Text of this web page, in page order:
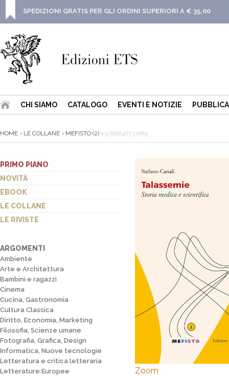
SPEDIZIONI GRATIS PER GLI ORDINI SUPERIORI A € 35,00
CHI SIAMO CATALOGO EVENTI E NOTIZIE
HOME LE COLLANE MEFISTO (2) 9788846733689
PRIMO PIANO
NOVITÀ
EBOOK
LE COLLANE
LE RIVISTE
ARGOMENTI
Ambiente
Arte e Architettura
Bambini e ragazzi
Cinema
Cucina, Gastronomia
Cultura Classica
Diritto, Economia, Marketing
Filosofia, Scienze umane
Fotografia, Grafica, Design
Informatica, Nuove tecnologie
Letteratura e critica letteraria
Letterature Europee
Zoom